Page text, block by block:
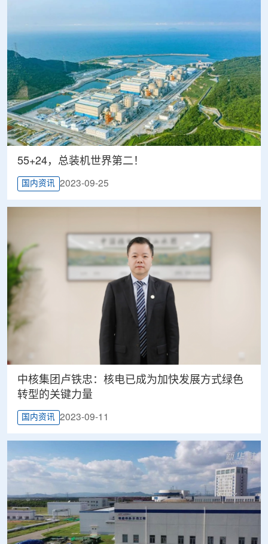
55+24，总装机世界第二！
国内资讯 2023-09-25
中核集团卢铁忠：核电已成为加快发展方式绿色
转型的关键力量
国内资讯 2023-09-11